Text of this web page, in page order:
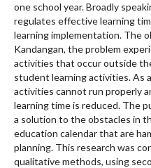
one school year. Broadly
regulates effective learning
learning implementation. The
Kandangan, the problem
activities that occur outside
student learning activities. As
activities cannot run properly
learning time is reduced. The
a solution to the obstacles in
education calendar that are
planning. This research was
qualitative methods, using